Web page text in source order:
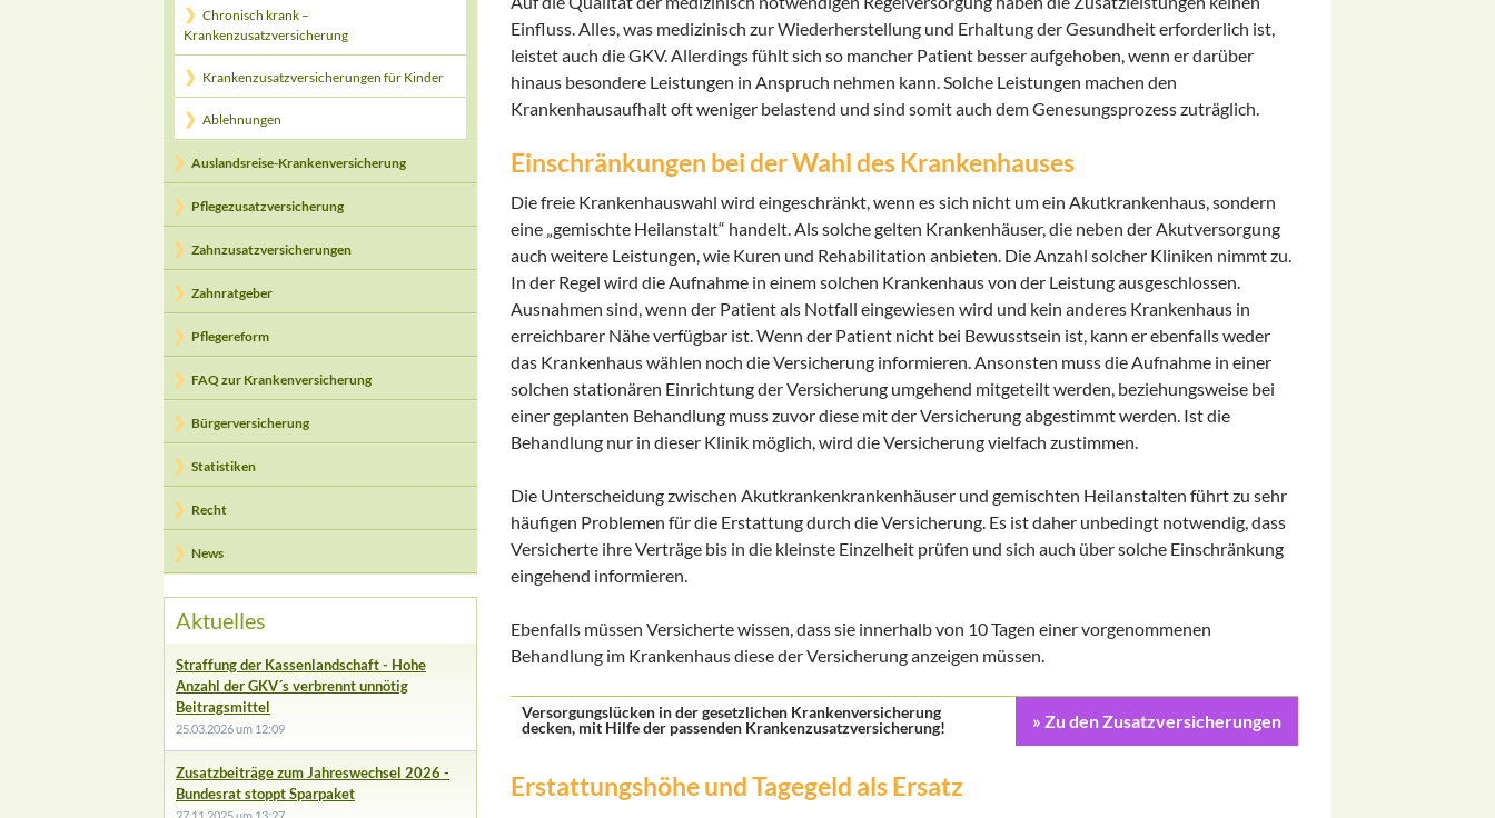
Einfluss. Alles, was medizinisch zur Wiederherstellung und Erhaltung der Gesundheit erforderlich ist,
leistet auch die GKV. Allerdings fühlt sich so mancher Patient besser aufgehoben, wenn er darüber
hinaus besondere Leistungen in Anspruch nehmen kann. Solche Leistungen machen den
Krankenhausaufhalt oft weniger belastend und sind somit auch dem Genesungsprozess zuträglich.
Einschränkungen bei der Wahl des Krankenhauses
Die freie Krankenhauswahl wird eingeschränkt, wenn es sich nicht um ein Akutkrankenhaus, sondern
eine „gemischte Heilanstalt“ handelt. Als solche gelten Krankenhäuser, die neben der Akutversorgung
auch weitere Leistungen, wie Kuren und Rehabilitation anbieten. Die Anzahl solcher Kliniken nimmt zu.
In der Regel wird die Aufnahme in einem solchen Krankenhaus von der Leistung ausgeschlossen.
Ausnahmen sind, wenn der Patient als Notfall eingewiesen wird und kein anderes Krankenhaus in
erreichbarer Nähe verfügbar ist. Wenn der Patient nicht bei Bewusstsein ist, kann er ebenfalls weder
das Krankenhaus wählen noch die Versicherung informieren. Ansonsten muss die Aufnahme in einer
solchen stationären Einrichtung der Versicherung umgehend mitgeteilt werden, beziehungsweise bei
einer geplanten Behandlung muss zuvor diese mit der Versicherung abgestimmt werden. Ist die
Behandlung nur in dieser Klinik möglich, wird die Versicherung vielfach zustimmen.
Die Unterscheidung zwischen Akutkrankenkrankenhäuser und gemischten Heilanstalten führt zu sehr
häufigen Problemen für die Erstattung durch die Versicherung. Es ist daher unbedingt notwendig, dass
Versicherte ihre Verträge bis in die kleinste Einzelheit prüfen und sich auch über solche Einschränkung
eingehend informieren.
Ebenfalls müssen Versicherte wissen, dass sie innerhalb von 10 Tagen einer vorgenommenen
Behandlung im Krankenhaus diese der Versicherung anzeigen müssen.
Versorgungslücken in der gesetzlichen Krankenversicherung
decken, mit Hilfe der passenden Krankenzusatzversicherung!
» Zu den Zusatzversicherungen
Erstattungshöhe und Tagegeld als Ersatz
Chronisch krank –
Krankenzusatzversicherung
Krankenzusatzversicherungen für Kinder
Ablehnungen
Auslandsreise-Krankenversicherung
Pflegezusatzversicherung
Zahnzusatzversicherungen
Zahnratgeber
Pflegereform
FAQ zur Krankenversicherung
Bürgerversicherung
Statistiken
Recht
News
Aktuelles
Straffung der Kassenlandschaft - Hohe
Anzahl der GKV´s verbrennt unnötig
Beitragsmittel
25.03.2026 um 12:09
Zusatzbeiträge zum Jahreswechsel 2026 -
Bundesrat stoppt Sparpaket